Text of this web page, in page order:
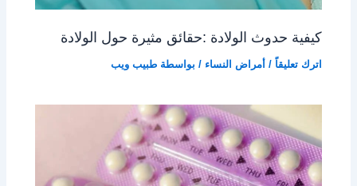
كيفية حدوث الولادة :حقائق مثيرة حول الولادة
اترك تعليقاً / أمراض النساء / بواسطة طبيب ويب